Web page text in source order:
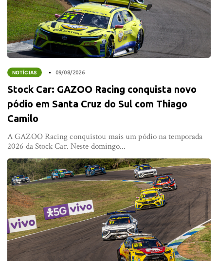
NOTÍCIAS 09/08/2026
Stock Car: GAZOO Racing conquista novo
pódio em Santa Cruz do Sul com Thiago
Camilo
A GAZOO Racing conquistou mais um pódio na temporada
2026 da Stock Car. Neste domingo...